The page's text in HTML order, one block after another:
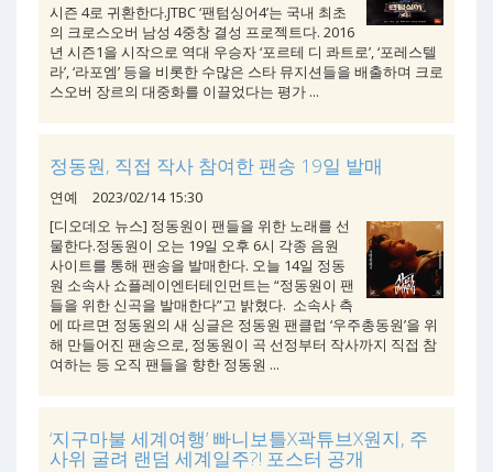
시즌 4로 귀환한다.JTBC ‘팬텀싱어4’는 국내 최초
의 크로스오버 남성 4중창 결성 프로젝트다. 2016
년 시즌1을 시작으로 역대 우승자 ‘포르테 디 콰트로’, ‘포레스텔
라’, ‘라포엠’ 등을 비롯한 수많은 스타 뮤지션들을 배출하며 크로
스오버 장르의 대중화를 이끌었다는 평가 ...
정동원, 직접 작사 참여한 팬송 19일 발매
연예
2023/02/14 15:30
[디오데오 뉴스] 정동원이 팬들을 위한 노래를 선
물한다.정동원이 오는 19일 오후 6시 각종 음원
사이트를 통해 팬송을 발매한다. 오늘 14일 정동
원 소속사 쇼플레이엔터테인먼트는 “정동원이 팬
들을 위한 신곡을 발매한다”고 밝혔다. 소속사 측
에 따르면 정동원의 새 싱글은 정동원 팬클럽 ‘우주총동원’을 위
해 만들어진 팬송으로, 정동원이 곡 선정부터 작사까지 직접 참
여하는 등 오직 팬들을 향한 정동원 ...
‘지구마불 세계여행’ 빠니보틀X곽튜브X원지, 주
사위 굴려 랜덤 세계일주?! 포스터 공개